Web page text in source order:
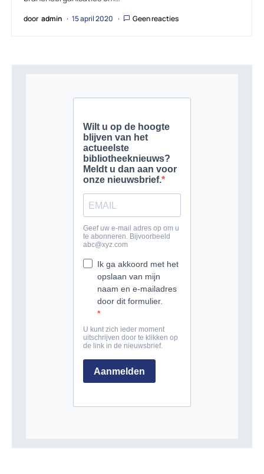
door admin 15 april 2020 Geen reacties